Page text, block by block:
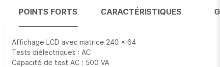
POINTS FORTS CARACTÉRISTIQUES
Affichage LCD avec matrice 240 x 64
Tests diélectriques : AC
Capacité de test AC : 500 VA